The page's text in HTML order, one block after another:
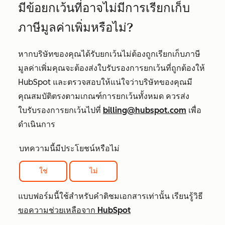
มีข้อยกเว้นที่อาจไม่มีการเรียกเก็บ
ภาษีมูลค่าเพิ่มหรือไม่?
หากบริษัทของคุณได้รับยกเว้นไม่ต้องถูกเรียกเก็บภาษี
มูลค่าเพิ่มคุณจะต้องส่งใบรับรองการยกเว้นที่ถูกต้องให้
HubSpot และตรวจสอบให้แน่ใจว่าบริษัทของคุณมี
คุณสมบัติตรงตามเกณฑ์การยกเว้นทั้งหมด ควรส่ง
ใบรับรองการยกเว้นไปที่ billing@hubspot.com เพื่อ
ดำเนินการ
บทความนี้มีประโยชน์หรือไม่
ใช่ ไม่
แบบฟอร์มนี้ใช้สำหรับคำติชมเอกสารเท่านั้น เรียนรู้วิธี
ขอความช่วยเหลือจาก HubSpot